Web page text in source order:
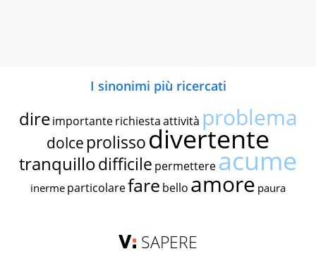
I sinonimi più ricercati
dire importante richiestaattività problema
dolce prolissodivertente
tranquillodifficile permettereacume
inerme particolarefare bello amore paura
SAPERE